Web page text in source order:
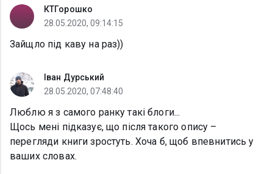
КТГорошко
28.05.2020, 09:14:15
Зайщло під каву на раз))
Іван Дурський
28.05.2020, 07:48:40
Люблю я з самого ранку такі блоги...
Щось мені підказує, що після такого опису –
перегляди книги зростуть. Хоча б, щоб впевнитись у
ваших словах.